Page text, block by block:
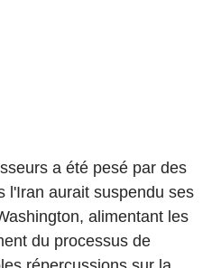
a été pesé par des
l'Iran aurait suspendu ses
alimentant les
du processus de